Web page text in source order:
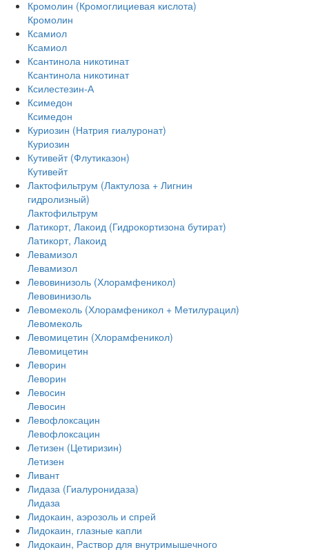
Кромолин (Кромоглициевая кислота)
Кромолин
Ксамиол
Ксамиол
Ксантинола никотинат
Ксантинола никотинат
Ксилестезин-А
Ксимедон
Ксимедон
Куриозин (Натрия гиалуронат)
Куриозин
Кутивейт (Флутиказон)
Кутивейт
Лактофильтрум (Лактулоза + Лигнин
гидролизный)
Лактофильтрум
Латикорт, Лакоид (Гидрокортизона бутират)
Латикорт, Лакоид
Левамизол
Левамизол
Левовинизоль (Хлорамфеникол)
Левовинизоль
Левомеколь (Хлорамфеникол + Метилурацил)
Левомеколь
Левомицетин (Хлорамфеникол)
Левомицетин
Леворин
Леворин
Левосин
Левосин
Левофлоксацин
Левофлоксацин
Летизен (Цетиризин)
Летизен
Ливант
Лидаза (Гиалуронидаза)
Лидаза
Лидокаин, аэрозоль и спрей
Лидокаин, глазные капли
Лидокаин, Раствор для внутримышечного